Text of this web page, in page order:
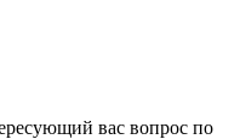
вас вопрос по